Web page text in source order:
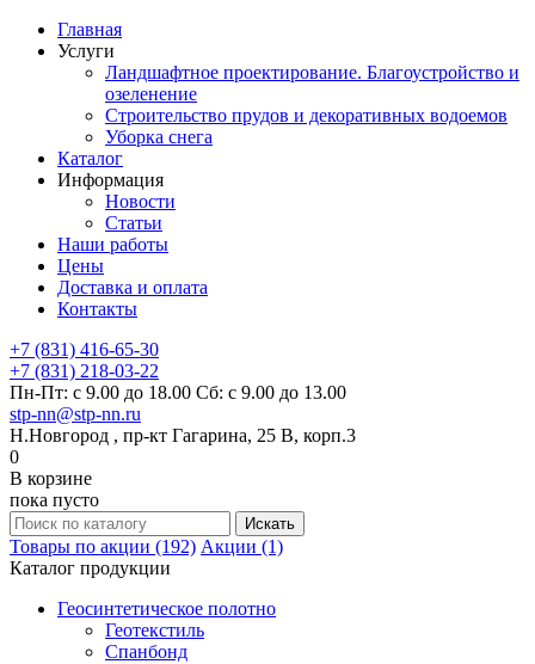
Главная
Услуги
Ландшафтное проектирование. Благоустройство и
озеленение
Строительство прудов и декоративных водоемов
Уборка снега
Каталог
Информация
Новости
Статьи
Наши работы
Цены
Доставка и оплата
Контакты
+7 (831) 416-65-30
+7 (831) 218-03-22
Пн-Пт: с 9.00 до 18.00 Сб: с 9.00 до 13.00
stp-nn@stp-nn.ru
Н.Новгород , пр-кт Гагарина, 25 В, корп.3
0
В корзине
пока пусто
Товары по акции (192) Акции (1)
Каталог продукции
Геосинтетическое полотно
Геотекстиль
Спанбонд